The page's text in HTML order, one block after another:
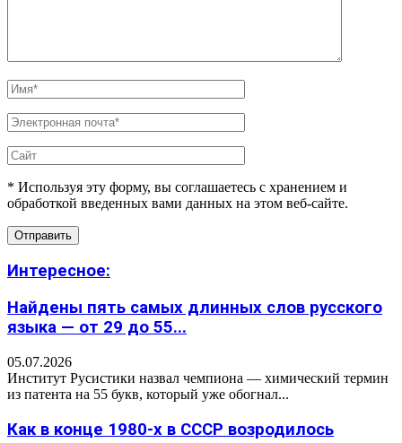
* Используя эту форму, вы соглашаетесь с хранением и
обработкой введенных вами данных на этом веб-сайте.
Интересное:
Найдены пять самых длинных слов русского
языка — от 29 до 55...
05.07.2026
Институт Русистики назвал чемпиона — химический термин
из патента на 55 букв, который уже обогнал...
Как в конце 1980-х в СССР возродилось